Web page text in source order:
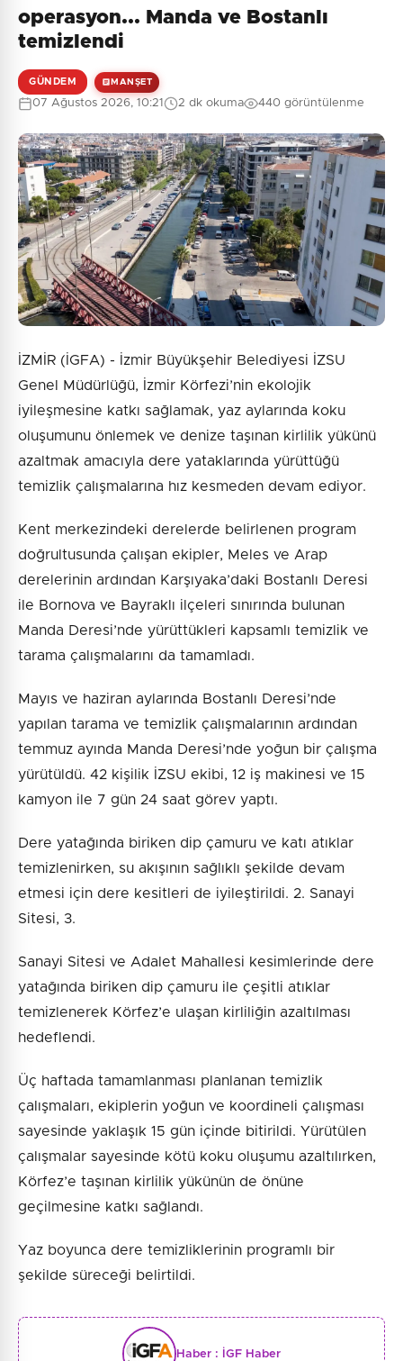
operasyon... Manda ve Bostanlı
temizlendi
GÜNDEM MANŞET
07 Ağustos 2026, 10:21 2 dk okuma 440 görüntülenme
İZMİR (İGFA) - İzmir Büyükşehir Belediyesi İZSU
Genel Müdürlüğü, İzmir Körfezi’nin ekolojik
iyileşmesine katkı sağlamak, yaz aylarında koku
oluşumunu önlemek ve denize taşınan kirlilik yükünü
azaltmak amacıyla dere yataklarında yürüttüğü
temizlik çalışmalarına hız kesmeden devam ediyor.
Kent merkezindeki derelerde belirlenen program
doğrultusunda çalışan ekipler, Meles ve Arap
derelerinin ardından Karşıyaka’daki Bostanlı Deresi
ile Bornova ve Bayraklı ilçeleri sınırında bulunan
Manda Deresi’nde yürüttükleri kapsamlı temizlik ve
tarama çalışmalarını da tamamladı.
Mayıs ve haziran aylarında Bostanlı Deresi’nde
yapılan tarama ve temizlik çalışmalarının ardından
temmuz ayında Manda Deresi’nde yoğun bir çalışma
yürütüldü. 42 kişilik İZSU ekibi, 12 iş makinesi ve 15
kamyon ile 7 gün 24 saat görev yaptı.
Dere yatağında biriken dip çamuru ve katı atıklar
temizlenirken, su akışının sağlıklı şekilde devam
etmesi için dere kesitleri de iyileştirildi. 2. Sanayi
Sitesi, 3.
Sanayi Sitesi ve Adalet Mahallesi kesimlerinde dere
yatağında biriken dip çamuru ile çeşitli atıklar
temizlenerek Körfez’e ulaşan kirliliğin azaltılması
hedeflendi.
Üç haftada tamamlanması planlanan temizlik
çalışmaları, ekiplerin yoğun ve koordineli çalışması
sayesinde yaklaşık 15 gün içinde bitirildi. Yürütülen
çalışmalar sayesinde kötü koku oluşumu azaltılırken,
Körfez’e taşınan kirlilik yükünün de önüne
geçilmesine katkı sağlandı.
Yaz boyunca dere temizliklerinin programlı bir
şekilde süreceği belirtildi.
Haber : İGF Haber